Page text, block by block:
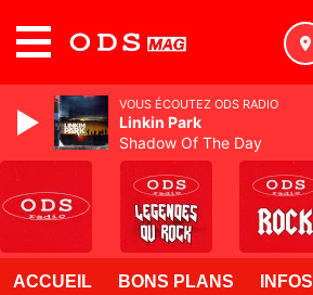
ACCUEIL BONS PLANS INFOS
VOUS ÉCOUTEZ ODS RADIO
Linkin Park
Shadow Of The Day